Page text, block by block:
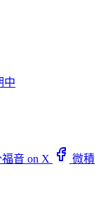
中
音 on X
微積